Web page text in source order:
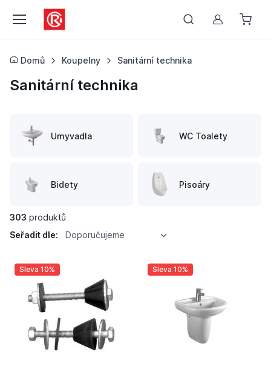
Můj účet
Domů Koupelny Sanitární technika
Sanitární technika
Umyvadla WC Toalety
Bidety Pisoáry
303 produktů
Seřadit dle:
Doporučujeme
Sleva 10% Sleva 10%